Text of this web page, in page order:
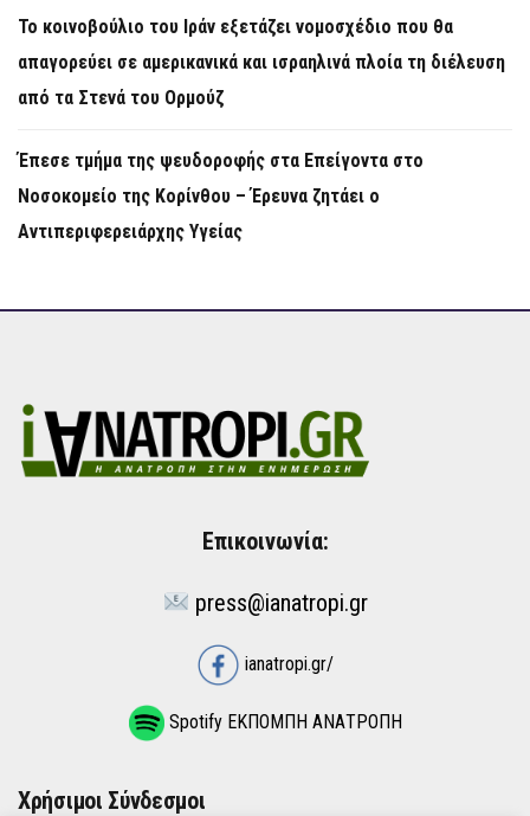
Το κοινοβούλιο του Ιράν εξετάζει νομοσχέδιο που θα
απαγορεύει σε αμερικανικά και ισραηλινά πλοία τη διέλευση
από τα Στενά του Ορμούζ
Έπεσε τμήμα της ψευδοροφής στα Επείγοντα στο
Νοσοκομείο της Κορίνθου – Έρευνα ζητάει ο
Αντιπεριφερειάρχης Υγείας
Επικοινωνία:
press@ianatropi.gr
ianatropi.gr/
Spotify ΕΚΠΟΜΠΗ ΑΝΑΤΡΟΠΗ
Χρήσιμοι Σύνδεσμοι